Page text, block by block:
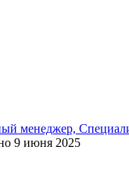
менеджер,
9 июня 2025